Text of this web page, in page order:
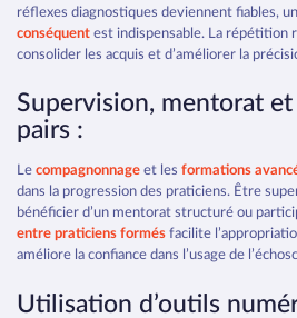
réflexes diagnostiques deviennent fiables, un
conséquent est indispensable. La répétition
consolider les acquis et d’améliorer la
Supervision, mentorat
pairs :
Le compagnonnage et les formations
dans la progression des praticiens. Être
bénéficier d’un mentorat structuré ou
entre praticiens formés facilite
améliore la confiance dans l’usage de
Utilisation d’outils